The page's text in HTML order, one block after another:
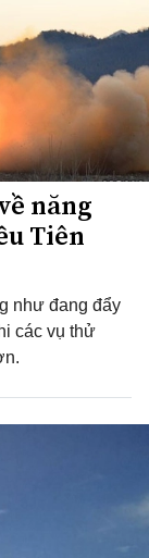
năng
Tiên
như đang đẩy
các vụ thử